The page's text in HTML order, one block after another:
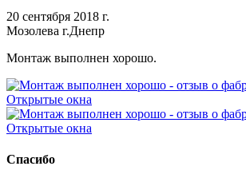
20 сентября 2018 г.
Мозолева г.Днепр
Монтаж выполнен хорошо.
Спасибо